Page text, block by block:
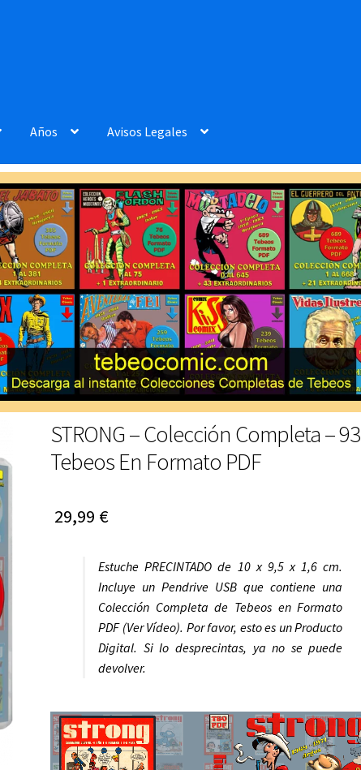
Años Avisos Legales
STRONG – Colección Completa – 93
Tebeos En Formato PDF
29,99 €
Estuche PRECINTADO de 10 x 9,5 x 1,6 cm.
Incluye un Pendrive USB que contiene una
Colección Completa de Tebeos en Formato
PDF (Ver Vídeo). Por favor, esto es un Producto
Digital. Si lo desprecintas, ya no se puede
devolver.
Reproductor
de
vídeo